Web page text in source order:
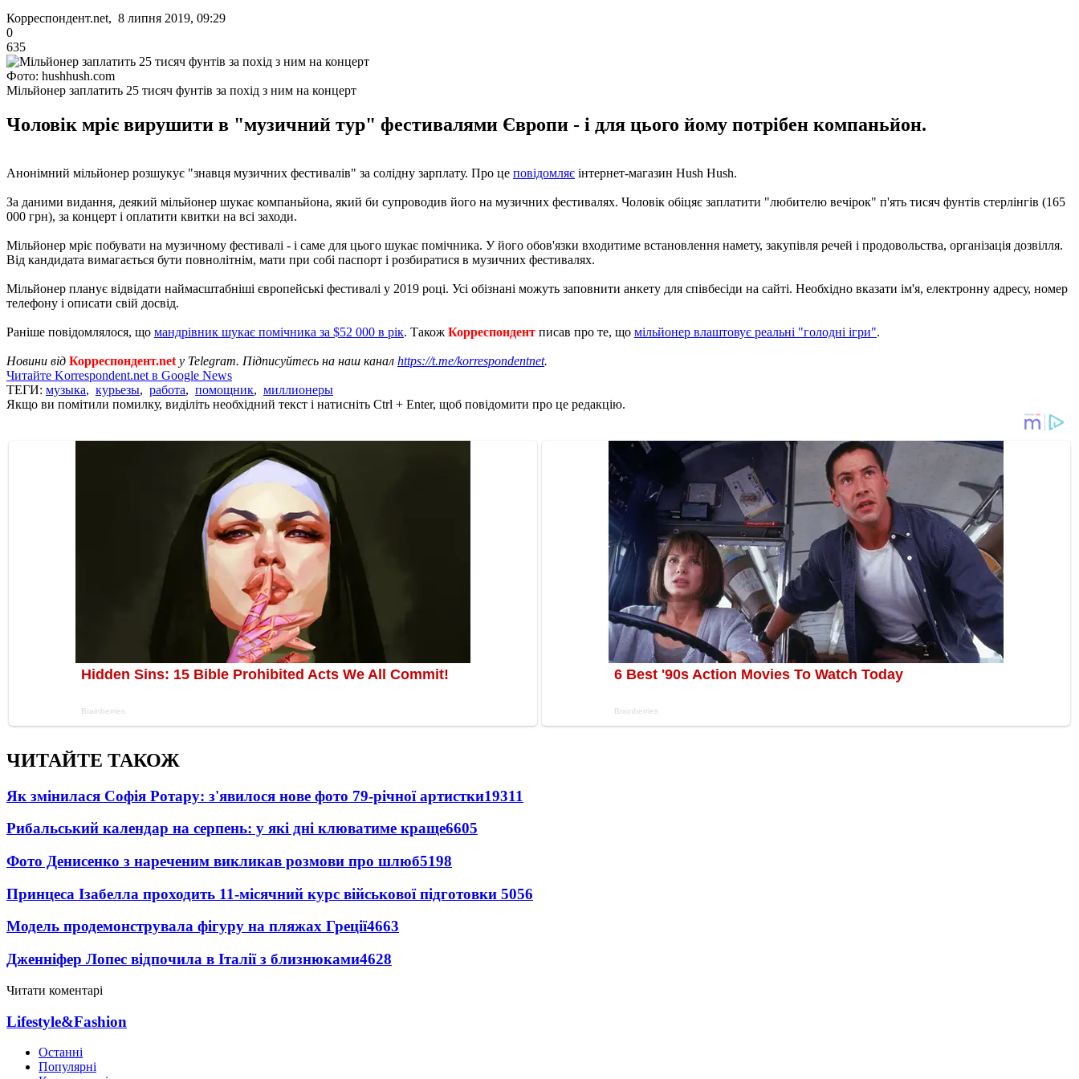
Корреспондент.net, 8 липня 2019, 09:29
0
635
Фото: hushhush.com
Мільйонер заплатить 25 тисяч фунтів за похід з ним на концерт
Чоловік мріє вирушити в "музичний тур" фестивалями Європи - і для цього йому потрібен компаньйон.
Анонімний мільйонер розшукує "знавця музичних фестивалів" за солідну зарплату. Про це повідомляє інтернет-магазин Hush Hush.
За даними видання, деякий мільйонер шукає компаньйона, який би супроводив його на музичних фестивалях. Чоловік обіцяє заплатити "любителю вечірок" п'ять тисяч фунтів стерлінгів (165
000 грн), за концерт і оплатити квитки на всі заходи.
Мільйонер мріє побувати на музичному фестивалі - і саме для цього шукає помічника. У його обов'язки входитиме встановлення намету, закупівля речей і продовольства, організація дозвілля.
Від кандидата вимагається бути повнолітнім, мати при собі паспорт і розбиратися в музичних фестивалях.
Мільйонер планує відвідати наймасштабніші європейські фестивалі у 2019 році. Усі обізнані можуть заповнити анкету для співбесіди на сайті. Необхідно вказати ім'я, електронну адресу, номер
телефону і описати свій досвід.
Раніше повідомлялося, що мандрівник шукає помічника за $52 000 в рік. Також Корреспондент писав про те, що мільйонер влаштовує реальні "голодні ігри".
Новини від Корреспондент.net у Telegram. Підписуйтесь на наш канал https://t.me/korrespondentnet.
Читайте Korrespondent.net в Google News
ТЕГИ: музыка, курьезы, работа, помощник, миллионеры
Якщо ви помітили помилку, виділіть необхідний текст і натисніть Ctrl + Enter, щоб повідомити про це редакцію.
ЧИТАЙТЕ ТАКОЖ
Як змінилася Софія Ротару: з'явилося нове фото 79-річної артистки19311
Рибальський календар на серпень: у які дні клюватиме краще6605
Фото Денисенко з нареченим викликав розмови про шлюб5198
Принцеса Ізабелла проходить 11-місячний курс військової підготовки 5056
Модель продемонструвала фігуру на пляжах Греції4663
Дженніфер Лопес відпочила в Італії з близнюками4628
Читати коментарі
Lifestyle&Fashion
Останні
Популярні